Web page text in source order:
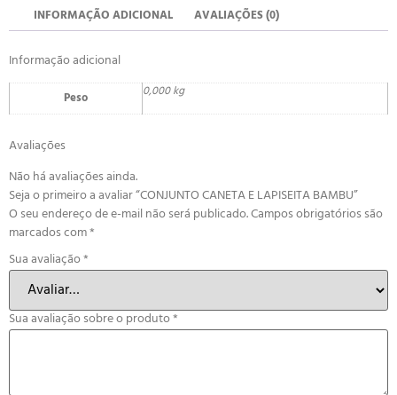
INFORMAÇÃO ADICIONAL AVALIAÇÕES (0)
Informação adicional
Peso 0,000 kg
Avaliações
Não há avaliações ainda.
Seja o primeiro a avaliar “CONJUNTO CANETA E LAPISEITA BAMBU”
O seu endereço de e-mail não será publicado.Campos obrigatórios são
marcados com*
Sua avaliação*
Sua avaliação sobre o produto*